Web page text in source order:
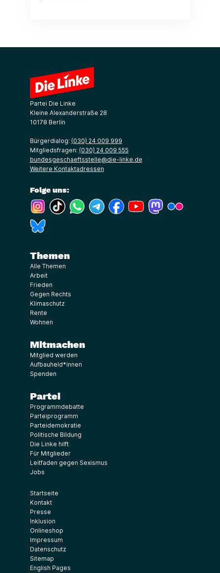
Partei Die Linke
Kleine Alexanderstraße 28
10178 Berlin
Bürgerdialog: (030) 24 009 999
Mitgliedsfragen: (030) 24 009 555
bundesgeschaeftsstelle@die-linke.de
Weitere Kontaktadressen
Folge uns:
(Link öffnet ein neues Fenster)
(Link öffnet ein neues Fenster)
(Link öffnet ein neues Fenster)
(Link öffnet ein neues Fenster)
(Link öffnet ein neues Fenster)
(Link öffnet ein neues
(Link öffnet ein
Themen
Alle Themen
Arbeit
Frieden
Gegen Rechts
Klimaschutz
Rente
Wohnen
Mitmachen
Mitglied werden
Aufbauheld*innen
Spenden
Partei
Programmdebatte
Parteiprogramm
Parteidemokratie
Politische Bildung
Die Linke hilft
Für Mitglieder
Leitfaden gegen Sexismus
Jobs
Startseite
Kontakt
Presse
Inklusion
Onlineshop
Impressum
Datenschutz
Sitemap
English Pages